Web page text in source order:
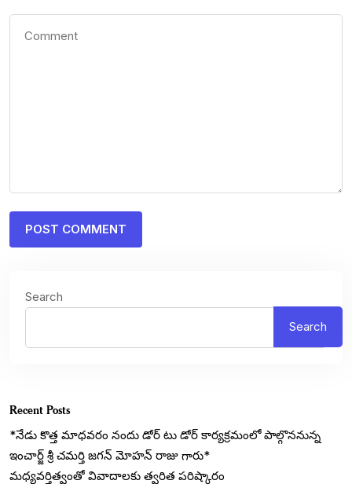
Search
Search
Recent Posts
*నేడు కొత్త మాధవరం నందు డోర్ టు డోర్ కార్యక్రమంలో పాల్గొననున్న
ఇంచార్జ్ శ్రీ చమర్తి జగన్ మోహన్ రాజు గారు*
మధ్యవర్తిత్వంతో వివాదాలకు త్వరిత పరిష్కారం